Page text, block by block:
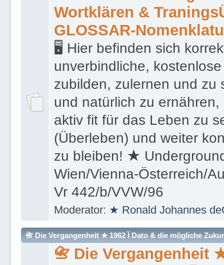
⚠️ Bodhie ULC-Regeln
Wortklären &
GLOSSAR-
🖥 Hier befinden sich
unverbindliche,
zubilden, zulernen und zu
und natürlich zu
aktiv fit für das Leben zu
(Überleben) und weiter
zu bleiben! ★
Wien/Vienna-Österreich/
Vr 442/b/VVW/96
Moderator:★ Ronald Johannes
📇 Die Vergangenheit ★ 1962 Ï Dato & die mögliche